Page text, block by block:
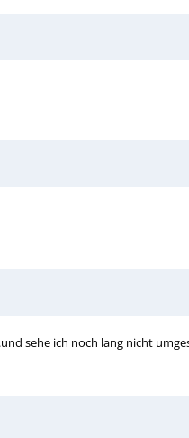
sehe ich noch lang nicht